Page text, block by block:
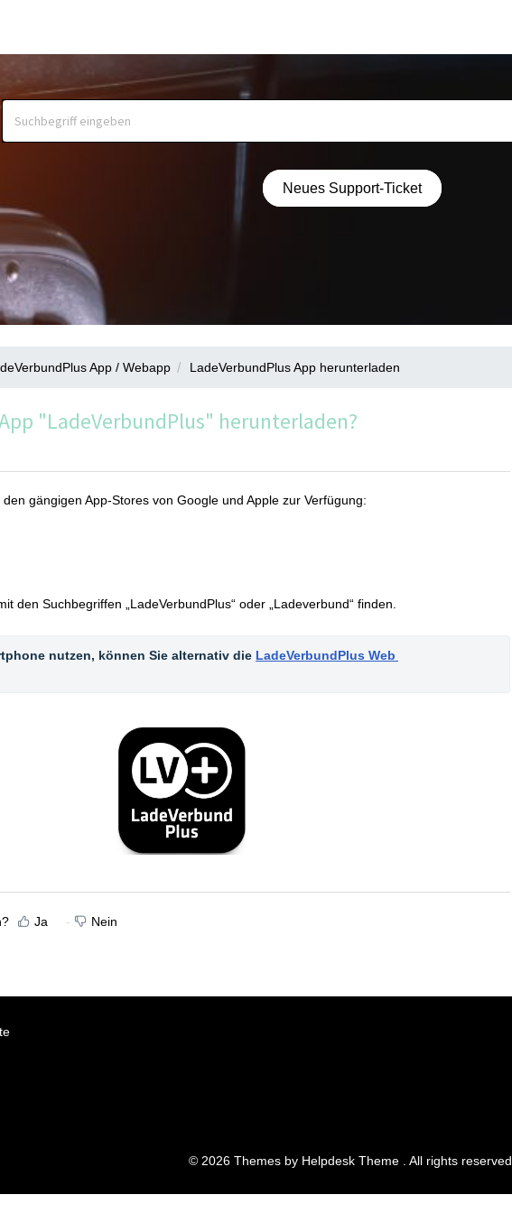
Neues Support-Ticket
App / Webapp LadeVerbundPlus App herunterladen
"LadeVerbundPlus" herunterladen?
gängigen App-Stores von Google und Apple zur Verfügung:
den Suchbegriffen „LadeVerbundPlus“ oder „Ladeverbund“ finden.
nutzen, können Sie alternativ die LadeVerbundPlus Web
Ja Nein
© 2026 Themes by Helpdesk Theme . All rights reserved.